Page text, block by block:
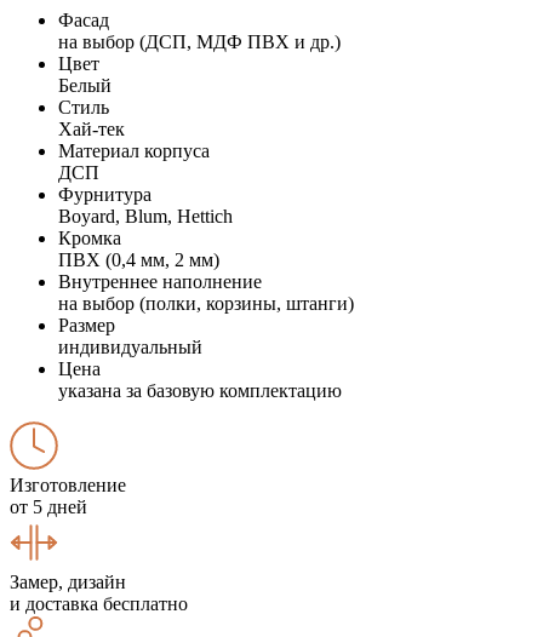
Фасад
на выбор (ДСП, МДФ ПВХ и др.)
Цвет
Белый
Стиль
Хай-тек
Материал корпуса
ДСП
Фурнитура
Boyard, Blum, Hettich
Кромка
ПВХ (0,4 мм, 2 мм)
Внутреннее наполнение
на выбор (полки, корзины, штанги)
Размер
индивидуальный
Цена
указана за базовую комплектацию
Изготовление
от 5 дней
Замер, дизайн
и доставка бесплатно